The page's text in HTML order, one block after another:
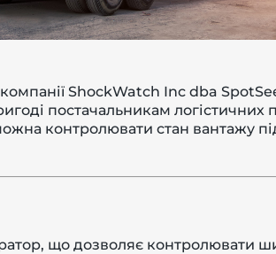
ShockWatch Inc dba
постачальникам
контролювати стан вантажу
що дозволяє контролювати